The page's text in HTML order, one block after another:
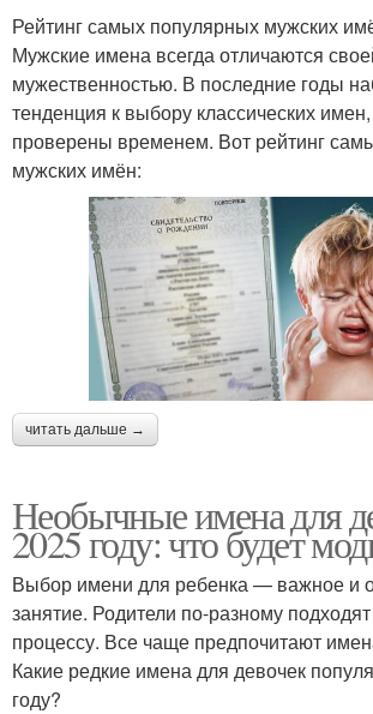
Рейтинг самых популярных мужских
Мужские имена всегда отличаются
мужественностью. В последние годы
тенденция к выбору классических
проверены временем. Вот рейтинг
мужских имён:
читать дальше →
Необычные имена для
2025 году: что будет
Выбор имени для ребенка — важное и
занятие. Родители по-разному
процессу. Все чаще предпочитают
Какие редкие имена для девочек
году?